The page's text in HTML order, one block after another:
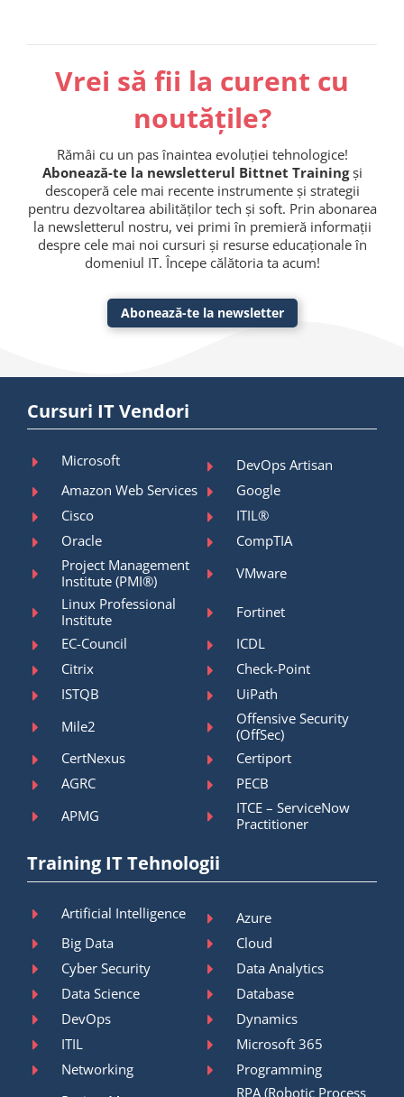
Vrei să fii la curent cu
noutățile?
Rămâi cu un pas înaintea evoluției tehnologice!
Abonează-te la newsletterul Bittnet Trainingși
descoperă cele mai recente instrumente și strategii
pentru dezvoltarea abilităților tech și soft. Prin abonarea
la newsletterul nostru, vei primi în premieră informații
despre cele mai noi cursuri și resurse educaționale în
domeniul IT. Începe călătoria ta acum!
Abonează-te la newsletter
Cursuri IT Vendori
Microsoft
DevOps Artisan
Amazon Web Services
Google
Cisco
ITIL®
Oracle
CompTIA
Project Management
Institute (PMI®)
VMware
Linux Professional
Institute
Fortinet
EC-Council
ICDL
Citrix
Check-Point
ISTQB
UiPath
Mile2
Offensive Security
(OffSec)
CertNexus
Certiport
AGRC
PECB
APMG
ITCE – ServiceNow
Practitioner
Training IT Tehnologii
Artificial Intelligence
Azure
Big Data
Cloud
Cyber Security
Data Analytics
Data Science
Database
DevOps
Dynamics
ITIL
Microsoft 365
Networking
Programming
RPA (Robotic Process